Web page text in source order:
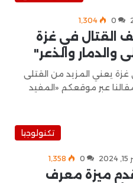
0 1٬304
القتال في غزة
والدمار والذعر"
غزة يعني المزيد من القتلى
عبر موقعكم «المفيد
تكنولوجيا
0 1٬358
ميزة معرف